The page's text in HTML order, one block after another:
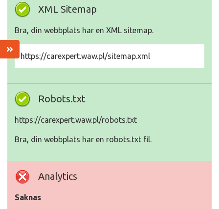
XML Sitemap
Bra, din webbplats har en XML sitemap.
https://carexpert.waw.pl/sitemap.xml
Robots.txt
https://carexpert.waw.pl/robots.txt
Bra, din webbplats har en robots.txt fil.
Analytics
Saknas